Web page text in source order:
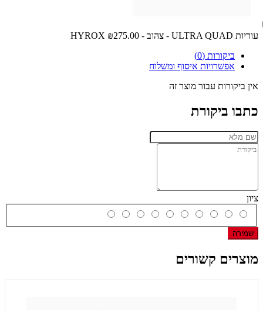
עוריות ULTRA QUAD - צהוב - HYROX
₪275.00
ביקורות (0)
אפשרויות איסוף ומשלוח
אין ביקורות עבור מוצר זה
כתבו ביקורת
ציון
שמירה
מוצרים קשורים